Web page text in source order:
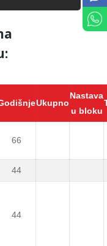
Ukupno
Nastava
u bloku
66
44
44